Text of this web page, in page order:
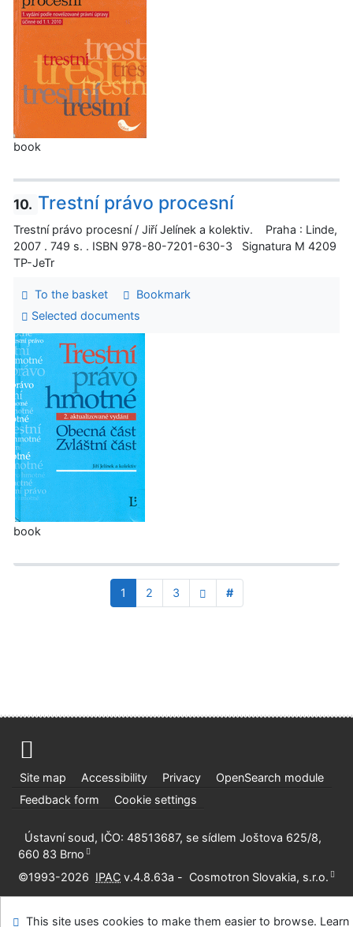
book
10. Trestní právo procesní
Trestní právo procesní / Jiří Jelínek a kolektiv. Praha : Linde,
2007 . 749 s. . ISBN 978-80-7201-630-3 Signatura M 4209
TP-JeTr
To the basket
Bookmark
Selected documents
book
1 2 3 #
Site map Accessibility Privacy
OpenSearch module
Feedback form
Cookie settings
Ústavní soud, IČO: 48513687, se sídlem Joštova 625/8,
660 83 Brno
©1993-2026 IPAC v.4.8.63a - Cosmotron Slovakia, s.r.o.
This site uses cookies to make them easier to browse. Learn